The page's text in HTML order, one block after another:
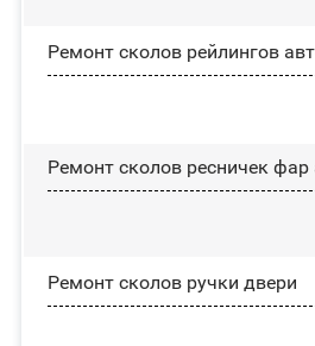
Ремонт сколов рейлингов
Ремонт сколов ресничек
Ремонт сколов ручки двери